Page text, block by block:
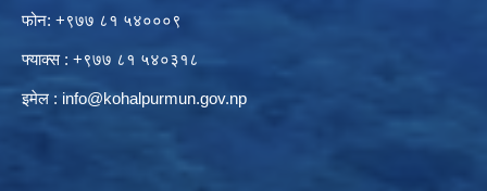
फोन: +९७७ ८१ ५४०००९
फ्याक्स : +९७७ ८१ ५४०३१८
इमेल : info@kohalpurmun.gov.np